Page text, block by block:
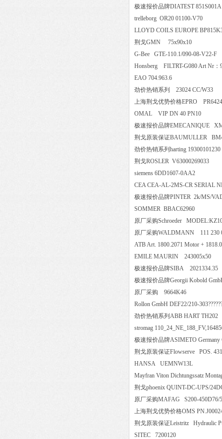
极速报价品牌DIATEST
trelleborg OR20 01100-V70
LLOYD COILS EUROPE
荆戈GMN 75x90x10
G-Bee GTE-110.1/090-08-
Honsberg FILTRT-G080 Art Nr
EAO 704.963.6
劲价热销系列 23024 CC/
上海荆戈优势价格EPRO
OMAL VIP DN 40 PN10
极速报价品牌
荆戈原装保证BAUMULLER
劲价热销系列harting
荆戈ROSLER
siemens 6DD1607-0AA2
CEA CEA-AL-2MS-CR
极速报价品牌PINTER 2k/MS/
SOMMER BBAC62960
原厂采购Schroeder
原厂采购WALDMANN 111
ATB Art. 1800.2071 Motor +
EMILE MAURIN
极速报价品牌SIBA
极速报价品牌Georgii Kobold
原厂采购 9664K46
Rollon GmbH DEF22/210-
劲价热销系列ABB HART
stromag
极速报价品牌ASIMETO
荆戈原装保证Flowserve POS.
HANSA UEMNW13L
Mayfran Viton Dichtungssatz
荆戈phoenix QUINT-DC-
原厂采购MAFAG S200-
上海荆戈优势价格OMS
荆戈原装保证Leistritz
SITEC 7200120